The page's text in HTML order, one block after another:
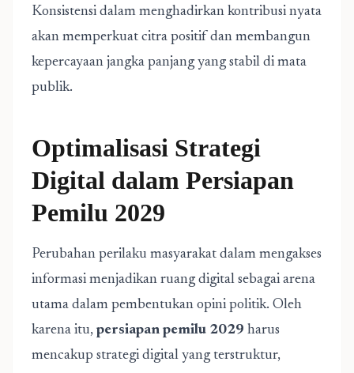
Konsistensi dalam menghadirkan kontribusi nyata
akan memperkuat citra positif dan membangun
kepercayaan jangka panjang yang stabil di mata
publik.
Optimalisasi Strategi
Digital dalam Persiapan
Pemilu 2029
Perubahan perilaku masyarakat dalam mengakses
informasi menjadikan ruang digital sebagai arena
utama dalam pembentukan opini politik. Oleh
karena itu, persiapan pemilu 2029 harus
mencakup strategi digital yang terstruktur,